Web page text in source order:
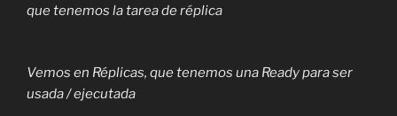
que tenemos la tarea de réplica
Vemos en Réplicas, que tenemos una Ready para ser
usada / ejecutada